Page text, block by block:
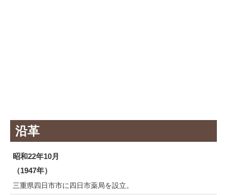
沿革
昭和22年10月
（1947年）
三重県四日市市に四日市薬局を設立。